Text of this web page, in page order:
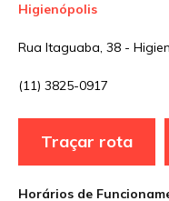
Higienópolis
Rua Itaguaba, 38 -
(11) 3825-0917
Traçar rota
Horários de